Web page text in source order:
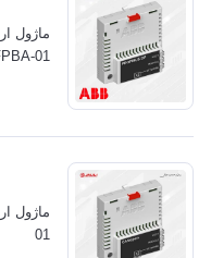
01
01